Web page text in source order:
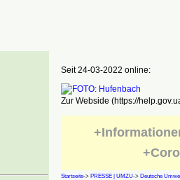
Seit 24-03-2022 online:
Zur Webside (https://
Startseite-> PRESSE | UMZU-> Deutsche